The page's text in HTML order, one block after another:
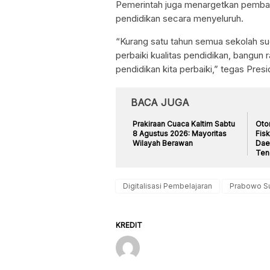
Pemerintah juga menargetkan
pendidikan secara menyeluruh.
“Kurang satu tahun semua sekolah
perbaiki kualitas pendidikan, bangun
pendidikan kita perbaiki,” tegas
BACA JUGA
Prakiraan Cuaca Kaltim Sabtu
8 Agustus 2026: Mayoritas
Wilayah Berawan
Digitalisasi Pembelajaran Prabowo
KREDIT